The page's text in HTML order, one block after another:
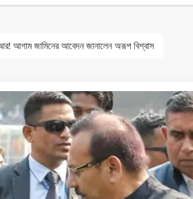
আগাম জামিনের আবেদন জানালেন অরূপ বিশ্বাস